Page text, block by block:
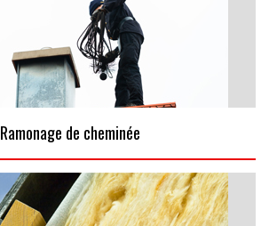
Ramonage de cheminée